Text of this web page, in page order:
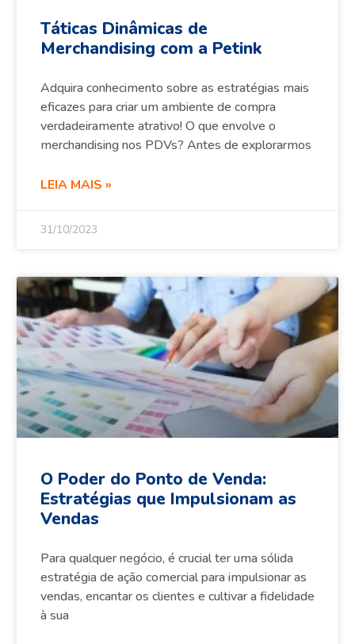
Táticas Dinâmicas de
Merchandising com a Petink
Adquira conhecimento sobre as estratégias mais
eficazes para criar um ambiente de compra
verdadeiramente atrativo! O que envolve o
merchandising nos PDVs? Antes de explorarmos
LEIA MAIS »
31/10/2023
O Poder do Ponto de Venda:
Estratégias que Impulsionam as
Vendas
Para qualquer negócio, é crucial ter uma sólida
estratégia de ação comercial para impulsionar as
vendas, encantar os clientes e cultivar a fidelidade
à sua